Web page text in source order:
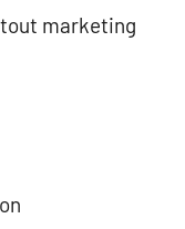
marketing